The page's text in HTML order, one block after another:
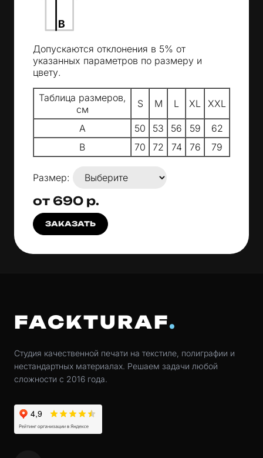
Допускаются отклонения в 5% от
указанных параметров по размеру и
цвету.
Таблица размеров,
см
S M L XL XXL
A 50 53 56 59
62
B
70 72 74 76 79
Размер:
от 690 р.
ЗАКАЗАТЬ
FACKTURAF
Студия качественной печати на текстиле, полиграфии и
нестандартных материалах. Решаем задачи любой
сложности с 2016 года.